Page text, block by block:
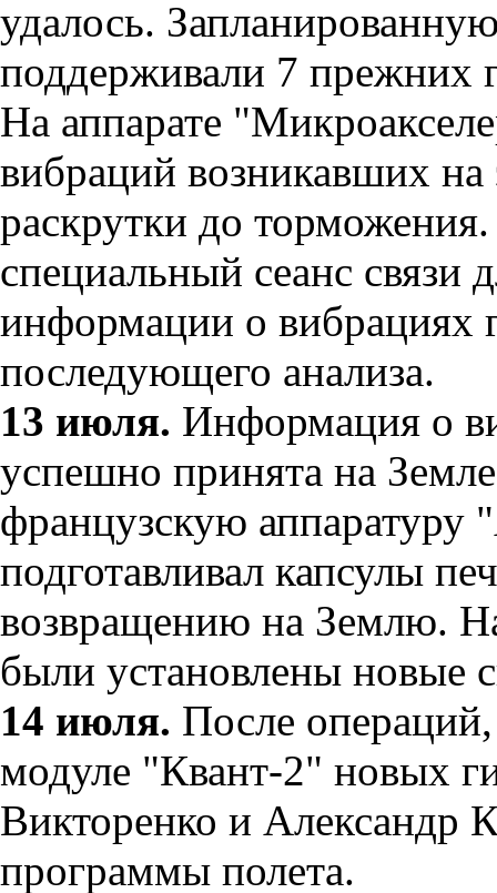
удалось.
поддерживали 7 прежниx
На аппарате
вибраций возникавших на
раскрутки до
специальный сеанс связи
информации о вибрациях
последующего анализа.
13 июля. Информация о
успешно принята на
французскую
подготавливал капсулы
возвращению на Землю.
были установлены новые
14 июля. После
модуле "Квант-2" новых
Викторенко и Александр
программы полета.